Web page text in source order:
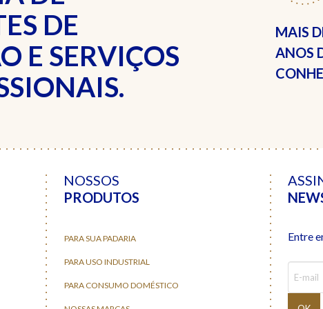
DE
E SERVIÇOS
MAIS
ANOS
NOSSOS
PRODUTOS
PARA SUA PADARIA
PARA USO INDUSTRIAL
PARA CONSUMO DOMÉSTICO
Entre